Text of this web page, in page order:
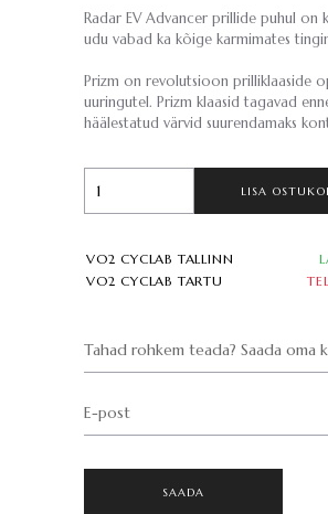
Radar EV Advancer prillide puhul
udu vabad ka kõige karmimates
Prizm on revolutsioon prilliklaaside
uuringutel. Prizm klaasid tagavad
häälestatud värvid suurendamaks
LISA
VO2 CYCLAB TALLINN
VO2 CYCLAB TARTU
Tahad rohkem teada? Saada oma
E-post
SAADA